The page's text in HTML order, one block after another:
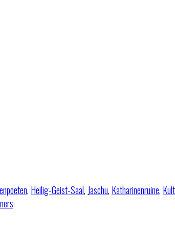
, Heilig-Geist-Saal, Jaschu, Katharinenruine,